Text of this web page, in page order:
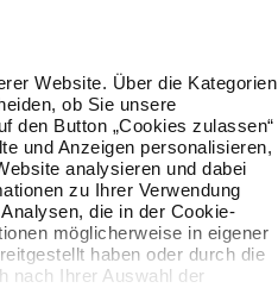
Website. Über die Kategorien
ob Sie unsere
den Button „Cookies zulassen“
und Anzeigen personalisieren,
analysieren und dabei
zu Ihrer Verwendung
die in der Cookie-
möglicherweise in eigener
haben oder durch die
nach Ihrer Auswahl der